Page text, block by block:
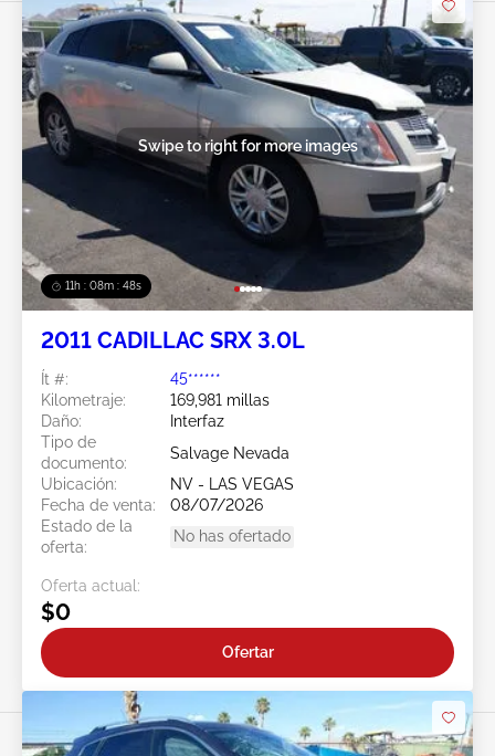
11h : 08m : 45s
Swipe to right for more images
2011 CADILLAC SRX 3.0L
Ít #:
45******
Kilometraje:
169,981 millas
Daño:
Interfaz
Tipo de
documento:
Salvage Nevada
Ubicación:
NV - LAS VEGAS
Fecha de venta:
08/07/2026
Estado de la
oferta:
No has ofertado
Oferta actual:
$0
Ofertar